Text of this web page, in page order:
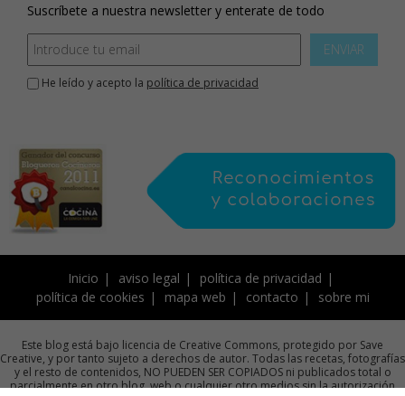
Suscríbete a nuestra newsletter y enterate de todo
ENVIAR
He leído y acepto la política de privacidad
Inicio aviso legal
política de privacidad
política de cookies
mapa web contacto sobre mi
Este blog está bajo licencia de Creative Commons, protegido por Save
Creative, y por tanto sujeto a derechos de autor. Todas las recetas, fotografías
y el resto de contenidos, NO PUEDEN SER COPIADOS ni publicados total o
parcialmente en otro blog, web o cualquier otro medios sin la autorización